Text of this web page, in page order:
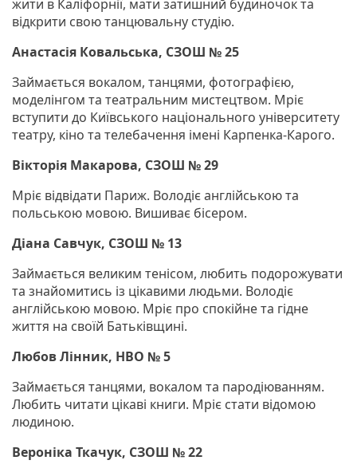
жити в Каліфорнії, мати затишний будиночок та
відкрити свою танцювальну студію.
Анастасія Ковальська, СЗОШ № 25
Займається вокалом, танцями, фотографією,
моделінгом та театральним мистецтвом. Мріє
вступити до Київського національного університету
театру, кіно та телебачення імені Карпенка-Карого.
Вікторія Макарова, СЗОШ № 29
Мріє відвідати Париж. Володіє англійською та
польською мовою. Вишиває бісером.
Діана Савчук, СЗОШ № 13
Займається великим тенісом, любить подорожувати
та знайомитись із цікавими людьми. Володіє
англійською мовою. Мріє про спокійне та гідне
життя на своїй Батьківщині.
Любов Лінник, НВО № 5
Займається танцями, вокалом та пародіюванням.
Любить читати цікаві книги. Мріє стати відомою
людиною.
Вероніка Ткачук, СЗОШ № 22